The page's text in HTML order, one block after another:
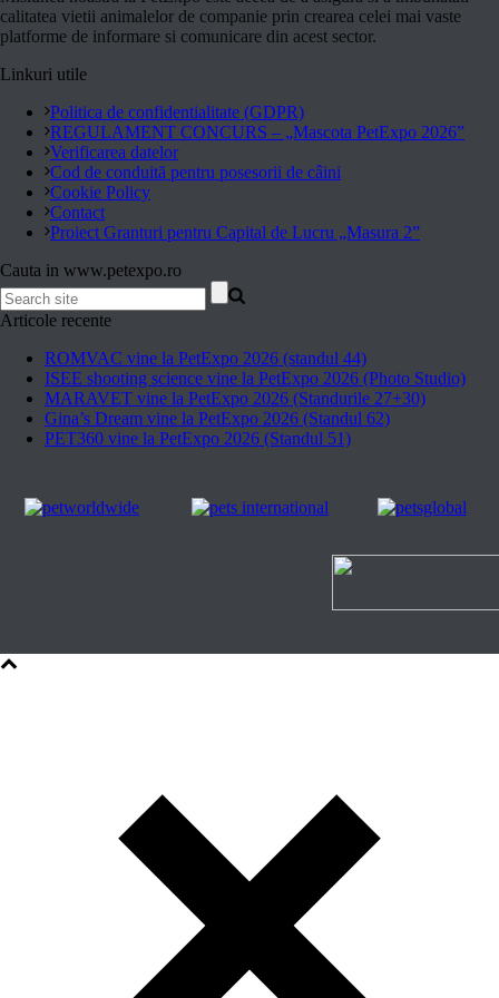
calitatea vietii animalelor de companie prin crearea celei mai vaste
platforme de informare si comunicare din acest sector.
Linkuri utile
Politica de confidentialitate (GDPR)
REGULAMENT CONCURS – „Mascota PetExpo 2026”
Verificarea datelor
Cod de conduită pentru posesorii de câini
Cookie Policy
Contact
Proiect Granturi pentru Capital de Lucru „Masura 2”
Cauta in www.petexpo.ro
Articole recente
ROMVAC vine la PetExpo 2026 (standul 44)
ISEE shooting science vine la PetExpo 2026 (Photo Studio)
MARAVET vine la PetExpo 2026 (Standurile 27+30)
Gina’s Dream vine la PetExpo 2026 (Standul 62)
PET360 vine la PetExpo 2026 (Standul 51)